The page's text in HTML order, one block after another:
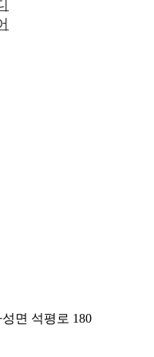
면 석평로 180